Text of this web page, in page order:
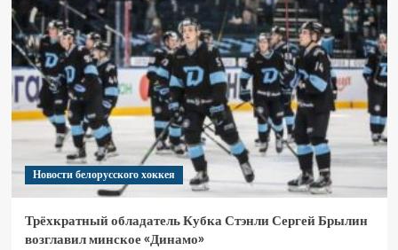
Новости белорусского хоккея
Трёхкратный обладатель Кубка Стэнли Сергей Брылин
возглавил минское «Динамо»